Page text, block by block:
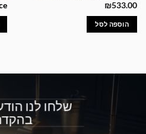
₪533.00
הוספה לסל
שלחו לנו